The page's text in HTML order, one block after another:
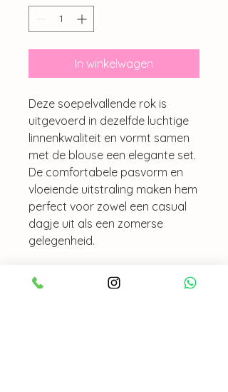
In winkelwagen
Deze soepelvallende rok is
uitgevoerd in dezelfde luchtige
linnenkwaliteit en vormt samen
met de blouse een elegante set.
De comfortabele pasvorm en
vloeiende uitstraling maken hem
perfect voor zowel een casual
dagje uit als een zomerse
gelegenheid.
MATERIAAL